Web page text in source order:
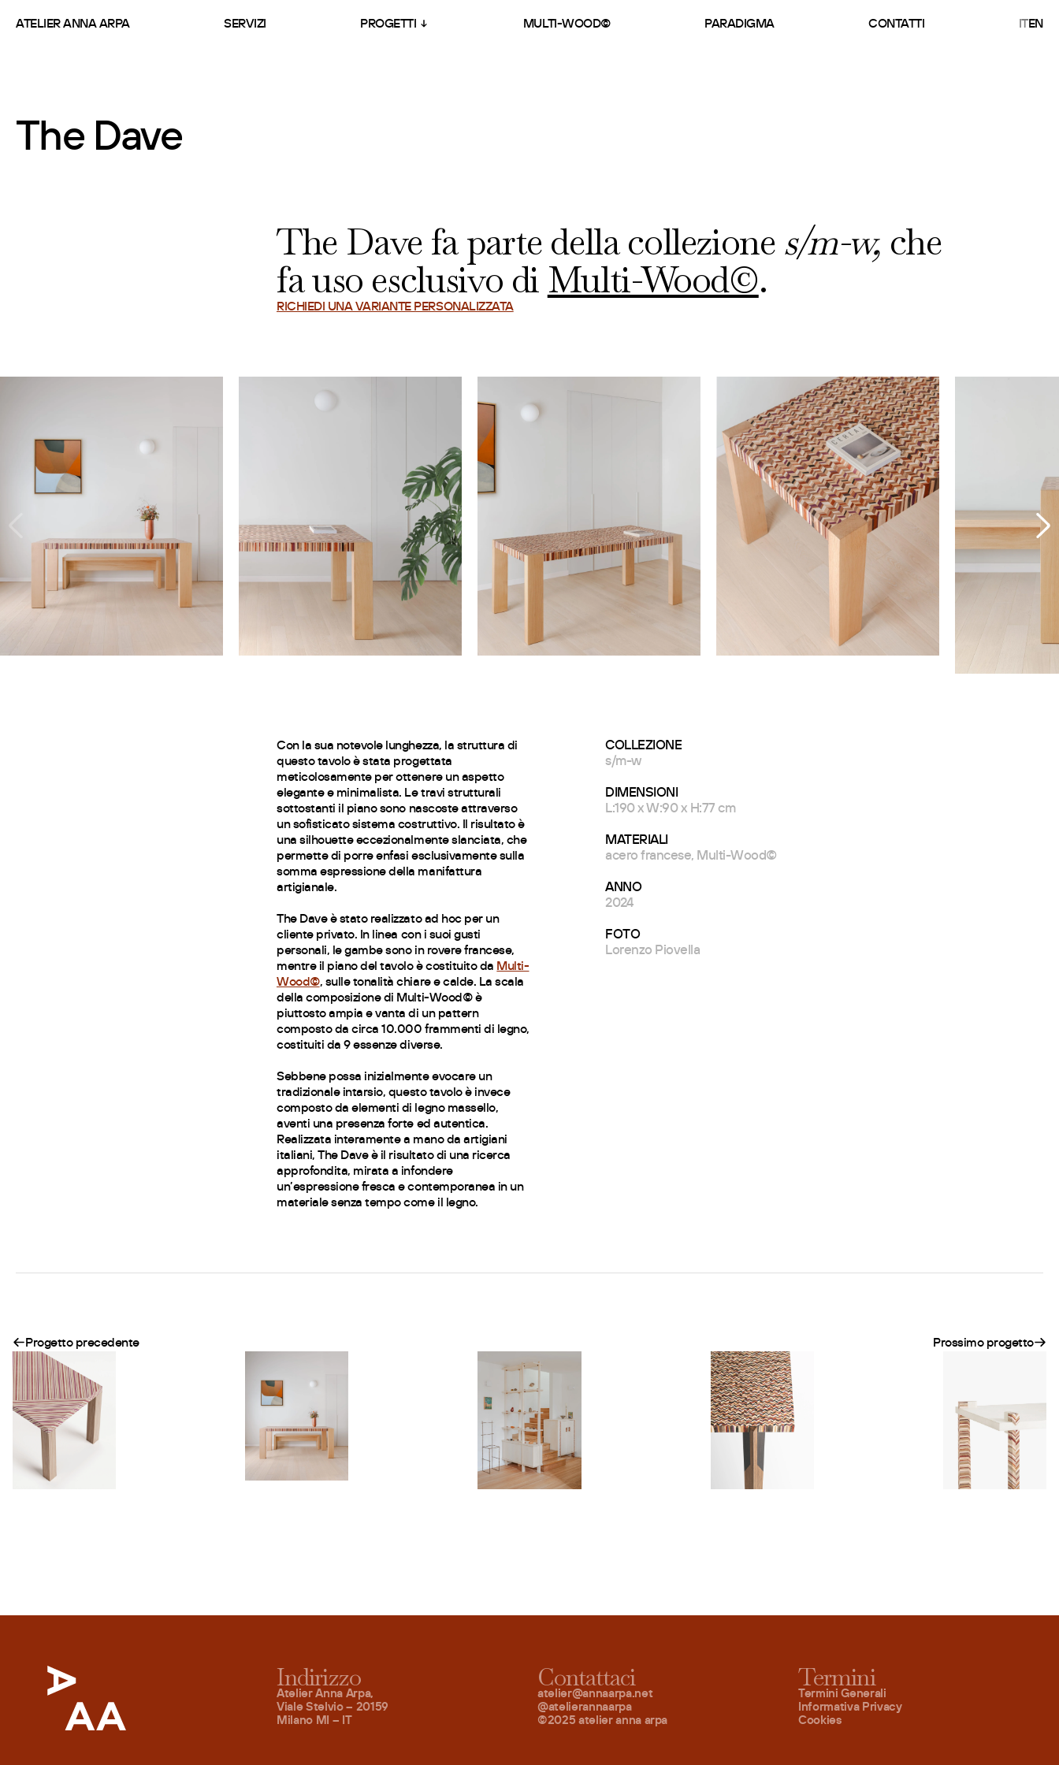
ATELIER ANNA ARPA SERVIZI PROGETTI MULTI-WOOD© PARADIGMA CONTATTI ITEN
The Dave
The Dave fa parte della collezione s/m-w, che
fa uso esclusivo di Multi-Wood©.
RICHIEDI UNA VARIANTE PERSONALIZZATA
COLLEZIONE
s/m-w
DIMENSIONI
L:190 x W:90 x H:77 cm
MATERIALI
acero francese, Multi-Wood©
ANNO
2024
FOTO
Lorenzo Piovella
Con la sua notevole lunghezza, la struttura di
questo tavolo è stata progettata
meticolosamente per ottenere un aspetto
elegante e minimalista. Le travi strutturali
sottostanti il piano sono nascoste attraverso
un sofisticato sistema costruttivo. Il risultato è
una silhouette eccezionalmente slanciata, che
permette di porre enfasi esclusivamente sulla
somma espressione della manifattura
artigianale.
The Dave è stato realizzato ad hoc per un
cliente privato. In linea con i suoi gusti
personali, le gambe sono in rovere francese,
mentre il piano del tavolo è costituito da Multi-
Wood©, sulle tonalità chiare e calde. La scala
della composizione di Multi-Wood© è
piuttosto ampia e vanta di un pattern
composto da circa 10.000 frammenti di legno,
costituiti da 9 essenze diverse.
Sebbene possa inizialmente evocare un
tradizionale intarsio, questo tavolo è invece
composto da elementi di legno massello,
aventi una presenza forte ed autentica.
Realizzata interamente a mano da artigiani
italiani, The Dave è il risultato di una ricerca
approfondita, mirata a infondere
un’espressione fresca e contemporanea in un
materiale senza tempo come il legno.
Progetto precedente Prossimo progetto
Indirizzo
Atelier Anna Arpa,
Viale Stelvio – 20159
Milano MI – IT
Contattaci
atelier@annaarpa.net
@atelierannaarpa
©2025 atelier anna arpa
Termini
Termini Generali
Informativa Privacy
Cookies